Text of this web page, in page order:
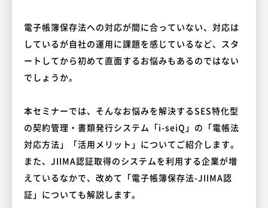
電子帳簿保存法への対応が間に合っていない、対応は
しているが自社の運用に課題を感じているなど、スタ
ートしてから初めて直面するお悩みもあるのではない
でしょうか。
本セミナーでは、そんなお悩みを解決するSES特化型
の契約管理・書類発行システム「i-seiQ」の「電帳法
対応方法」「活用メリット」についてご紹介します。
また、JIIMA認証取得のシステムを利用する企業が増
えているなかで、改めて「電子帳簿保存法-JIIMA認
証」についても解説します。